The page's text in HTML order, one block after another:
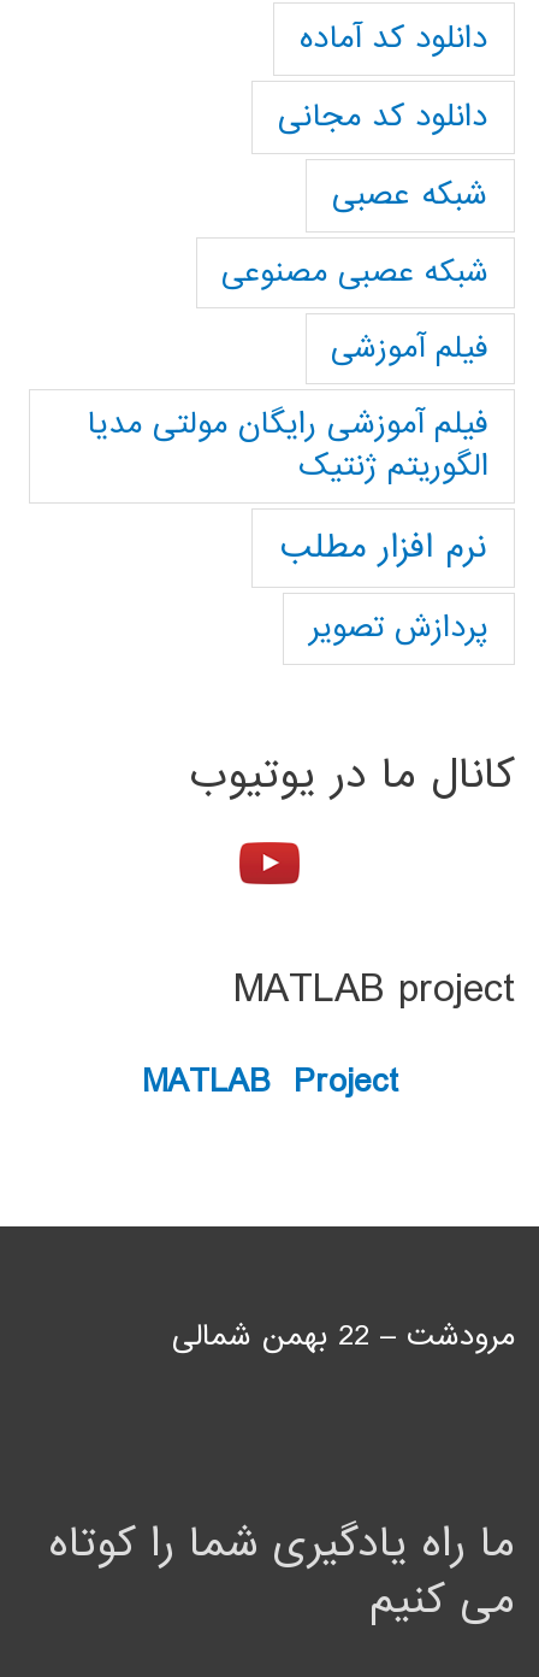
دانلود کد آماده
دانلود کد مجانی
شبکه عصبی
شبکه عصبی مصنوعی
فیلم آموزشی
فیلم آموزشی رایگان مولتی مدیا
الگوریتم ژنتیک
نرم افزار مطلب
پردازش تصویر
کانال ما در یوتیوب
MATLAB project
MATLAB Project
مرودشت – 22 بهمن شمالی
ما راه یادگیری شما را کوتاه
می کنیم